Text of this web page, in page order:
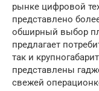
рынке цифровой
представлено
обширный выбор
предлагает
так и
представлены
свежей